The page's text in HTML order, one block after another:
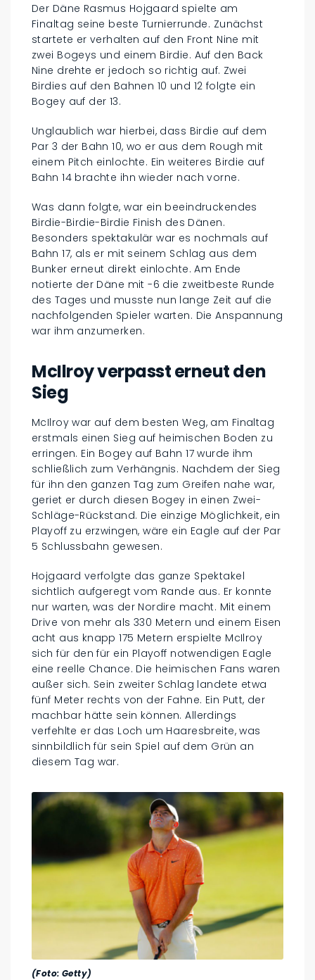
Der Däne Rasmus Hojgaard spielte am
Finaltag seine beste Turnierrunde. Zunächst
startete er verhalten auf den Front Nine mit
zwei Bogeys und einem Birdie. Auf den Back
Nine drehte er jedoch so richtig auf. Zwei
Birdies auf den Bahnen 10 und 12 folgte ein
Bogey auf der 13.
Unglaublich war hierbei, dass Birdie auf dem
Par 3 der Bahn 10, wo er aus dem Rough mit
einem Pitch einlochte. Ein weiteres Birdie auf
Bahn 14 brachte ihn wieder nach vorne.
Was dann folgte, war ein beeindruckendes
Birdie-Birdie-Birdie Finish des Dänen.
Besonders spektakulär war es nochmals auf
Bahn 17, als er mit seinem Schlag aus dem
Bunker erneut direkt einlochte. Am Ende
notierte der Däne mit -6 die zweitbeste Runde
des Tages und musste nun lange Zeit auf die
nachfolgenden Spieler warten. Die Anspannung
war ihm anzumerken.
McIlroy verpasst erneut den
Sieg
McIlroy war auf dem besten Weg, am Finaltag
erstmals einen Sieg auf heimischen Boden zu
erringen. Ein Bogey auf Bahn 17 wurde ihm
schließlich zum Verhängnis. Nachdem der Sieg
für ihn den ganzen Tag zum Greifen nahe war,
geriet er durch diesen Bogey in einen Zwei-
Schläge-Rückstand. Die einzige Möglichkeit, ein
Playoff zu erzwingen, wäre ein Eagle auf der Par
5 Schlussbahn gewesen.
Hojgaard verfolgte das ganze Spektakel
sichtlich aufgeregt vom Rande aus. Er konnte
nur warten, was der Nordire macht. Mit einem
Drive von mehr als 330 Metern und einem Eisen
acht aus knapp 175 Metern erspielte McIlroy
sich für den für ein Playoff notwendigen Eagle
eine reelle Chance. Die heimischen Fans waren
außer sich. Sein zweiter Schlag landete etwa
fünf Meter rechts von der Fahne. Ein Putt, der
machbar hätte sein können. Allerdings
verfehlte er das Loch um Haaresbreite, was
sinnbildlich für sein Spiel auf dem Grün an
diesem Tag war.
(Foto: Getty)